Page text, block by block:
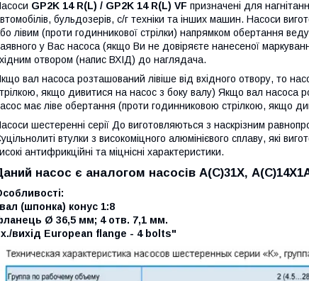
GP2K 14 R(L) / GP2K 14 R(L) VF призначені для
бульдозерів, с/г техніки та інших машин. Насоси
лівим (проти годинникової стрілки) напрямком обертання
у Вас насоса (якщо Ви не довіряєте нанесеної
отвором (напис ВХІД) до наглядача.
вал насоса розташований лівіше від вхідного отвору, то
якщо дивитися на насос з боку валу) Якщо вал насоса
має ліве обертання (проти годинниковою стрілкою, якщо
шестеренні серії До виготовляються з наскрізним
втулки з високоміцного алюмінієвого сплаву, які
антифрикційні та міцнісні характеристики.
насос є аналогом насосів A(C)31X,
(шпонка) конус 1:8
Ø 36,5 мм; 4 отв. 7,1 мм.
вихід European flange - 4 bolts"